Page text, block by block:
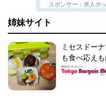
スポンサー：求人ボ
姉妹サイト
ミセスドー
も食べ応え